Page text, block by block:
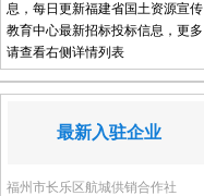
息，每日更新福建省国土资源宣传
教育中心最新招标投标信息，更多
请查看右侧详情列表
最新入驻企业
福州市长乐区航城供销合作社